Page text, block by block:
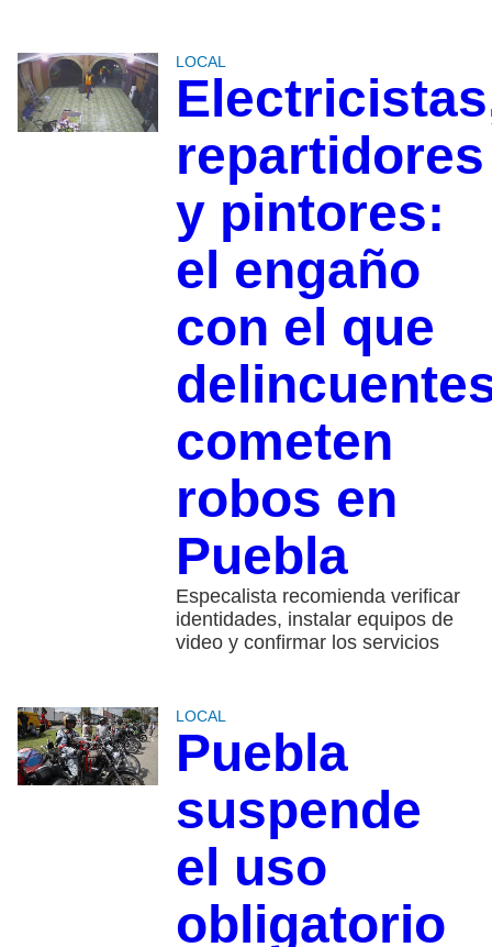
LOCAL
repartidores
y pintores:
el engaño
con el que
cometen
robos en
Puebla
Especalista recomienda verificar
identidades, instalar equipos de
video y confirmar los servicios
LOCAL
Puebla
suspende
el uso
obligatorio